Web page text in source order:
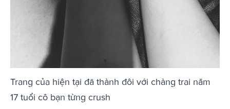
Trang của hiện tại đã thành đôi với chàng trai năm
17 tuổi cô bạn từng crush